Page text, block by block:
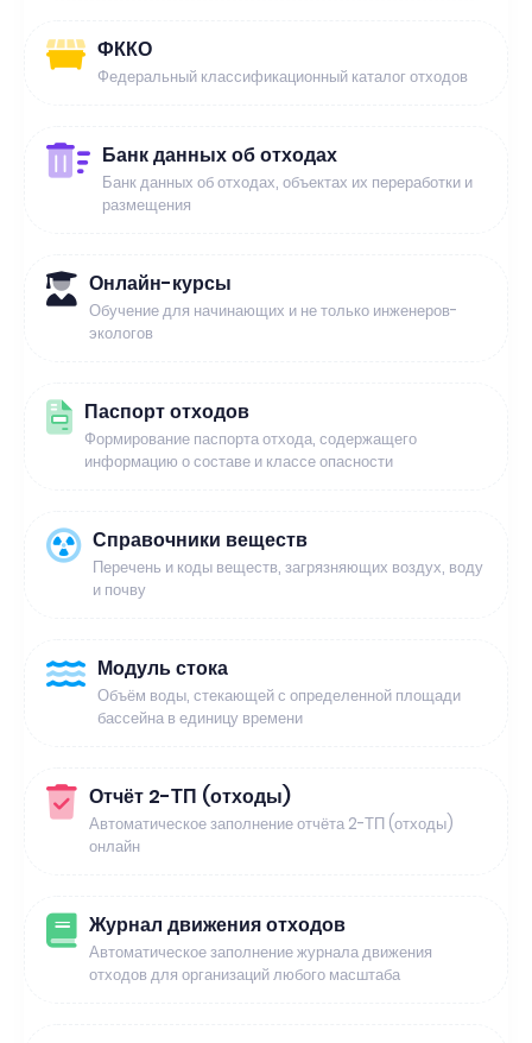
ФККО
Федеральный классификационный каталог отходов
Банк данных об отходах
Банк данных об отходах, объектах их переработки и
размещения
Онлайн-курсы
Обучение для начинающих и не только инженеров-
экологов
Паспорт отходов
Формирование паспорта отхода, содержащего
информацию о составе и классе опасности
Справочники веществ
Перечень и коды веществ, загрязняющих воздух, воду
и почву
Модуль стока
Объём воды, стекающей с определенной площади
бассейна в единицу времени
Отчёт 2-ТП (отходы)
Автоматическое заполнение отчёта 2-ТП (отходы)
онлайн
Журнал движения отходов
Автоматическое заполнение журнала движения
отходов для организаций любого масштаба